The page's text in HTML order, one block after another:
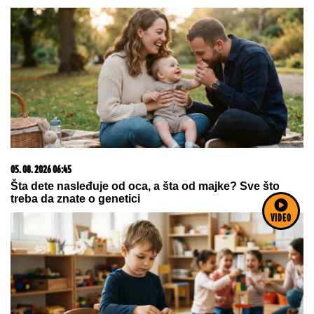
VIDEO
08. 08. 2026 07:36
Samo da mi dete bude dobro: Danas se majke mole
Svetoj Petki
03. 08. 2026 13:23
Hibrid broj 1 koji osvaja Evropu, sada po specijalnoj
akcijskoj ceni od 19.990€ do 31.8.